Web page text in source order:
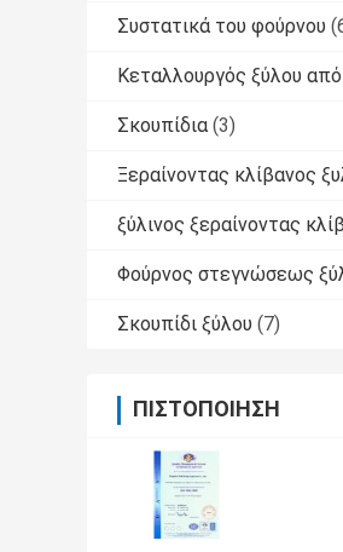
Συστατικά του φούρνου
Κεταλλουργός ξύλου
Σκουπίδια (3)
Ξεραίνοντας κλίβανος
ξύλινος ξεραίνοντας
Φούρνος στεγνώσεως
Σκουπίδι ξύλου (7)
ΠΙΣΤΟΠΟΊΗΣΗ